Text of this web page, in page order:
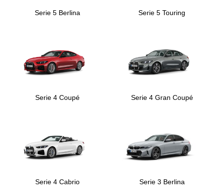
Serie 5 Berlina Serie 5 Touring
Serie 4 Coupé Serie 4 Gran Coupé
Serie 4 Cabrio Serie 3 Berlina